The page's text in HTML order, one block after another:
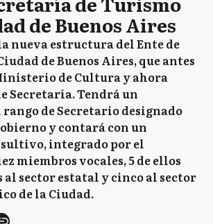
de Buenos Aires
nueva estructura del Ente de
de Buenos Aires, que antes
de Cultura y ahora
Secretaría. Tendrá un
de Secretario designado
y contará con un
integrado por el
miembros vocales, 5 de ellos
sector estatal y cinco al sector
de la Ciudad.